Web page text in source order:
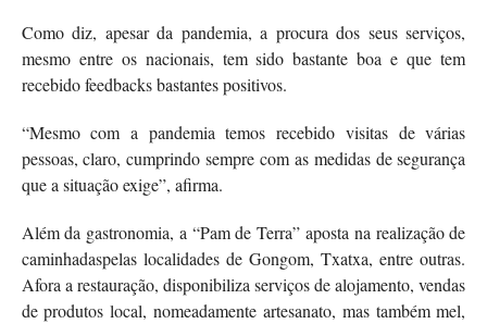
Como diz, apesar da pandemia, a procura dos seus serviços,
mesmo entre os nacionais, tem sido bastante boa e que tem
recebido feedbacks bastantes positivos.
“Mesmo com a pandemia temos recebido visitas de várias
pessoas, claro, cumprindo sempre com as medidas de segurança
que a situação exige”, afirma.
Além da gastronomia, a “Pam de Terra” aposta na realização de
caminhadaspelas localidades de Gongom, Txatxa, entre outras.
Afora a restauração, disponibiliza serviços de alojamento, vendas
de produtos local, nomeadamente artesanato, mas também mel,